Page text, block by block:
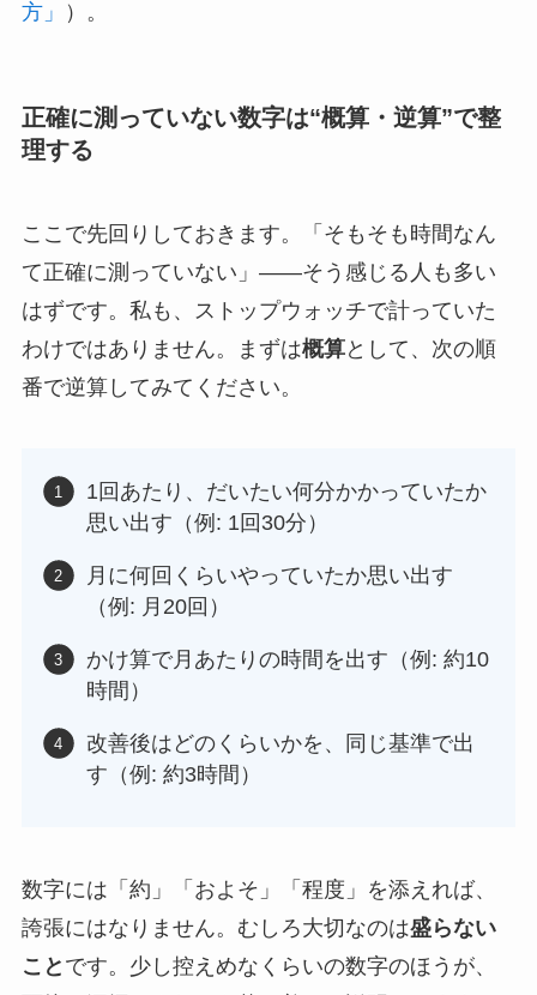
方」 ）。
正確に測っていない数字は“概算・逆算”で整
理する
ここで先回りしておきます。「そもそも時間なん
て正確に測っていない」——そう感じる人も多い
はずです。私も、ストップウォッチで計っていた
わけではありません。まずは概算として、次の順
番で逆算してみてください。
1回あたり、だいたい何分かかっていたか
思い出す（例: 1回30分）
月に何回くらいやっていたか思い出す
（例: 月20回）
かけ算で月あたりの時間を出す（例: 約10
時間）
改善後はどのくらいかを、同じ基準で出
す（例: 約3時間）
数字には「約」「およそ」「程度」を添えれば、
誇張にはなりません。むしろ大切なのは盛らない
こと です。少し控えめなくらいの数字のほうが、